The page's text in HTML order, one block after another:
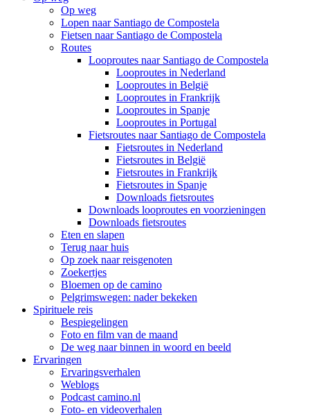
Op weg
Lopen naar Santiago de Compostela
Fietsen naar Santiago de Compostela
Routes
Looproutes naar Santiago de Compostela
Looproutes in Nederland
Looproutes in België
Looproutes in Frankrijk
Looproutes in Spanje
Looproutes in Portugal
Fietsroutes naar Santiago de Compostela
Fietsroutes in Nederland
Fietsroutes in België
Fietsroutes in Frankrijk
Fietsroutes in Spanje
Downloads fietsroutes
Downloads looproutes en voorzieningen
Downloads fietsroutes
Eten en slapen
Terug naar huis
Op zoek naar reisgenoten
Zoekertjes
Bloemen op de camino
Pelgrimswegen: nader bekeken
Spirituele reis
Bespiegelingen
Foto en film van de maand
De weg naar binnen in woord en beeld
Ervaringen
Ervaringsverhalen
Weblogs
Podcast camino.nl
Foto- en videoverhalen